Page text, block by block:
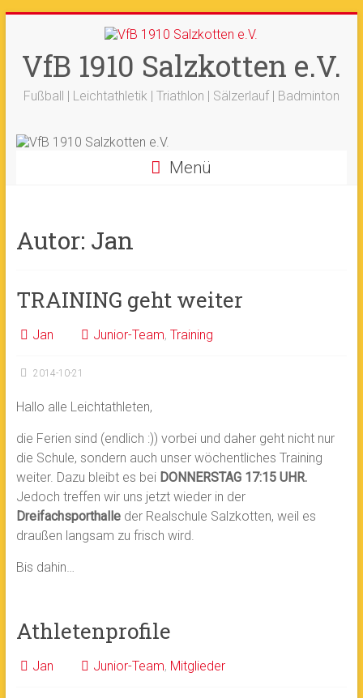
springen
VfB 1910 Salzkotten e.V.
Fußball | Leichtathletik | Triathlon | Sälzerlauf | Badminton
Menü
Autor: Jan
TRAINING geht weiter
Jan Junior-Team, Training
2014-10-21
Hallo alle Leichtathleten,
die Ferien sind (endlich :)) vorbei und daher geht nicht nur
die Schule, sondern auch unser wöchentliches Training
weiter. Dazu bleibt es bei DONNERSTAG 17:15 UHR.
Jedoch treffen wir uns jetzt wieder in der
Dreifachsporthalleder Realschule Salzkotten, weil es
draußen langsam zu frisch wird.
Bis dahin…
Athletenprofile
Jan Junior-Team, Mitglieder
+++ 21-03. -33. Sälzerlauf+++
Ergebnisse +++ Beitrag vom saelzer.tv
ist online
+++ Fotos sind online+++
+++ 18.-19.04. -Werfertage +++
Ok!